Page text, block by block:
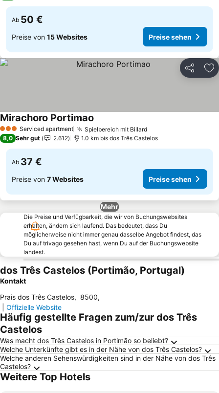
Ab 50 €
Preise von 15 Websites Preise sehen
Teilen
3 SterneServiced apartment Spielbereich mit BillardPreise sehen
Mirachoro Portimao
8,0 Sehr gut 2.612 1.0 km bis dos Três Castelos
Ab 37 €
Preise von 7 Websites Preise sehen
Mehr
Die Preise und Verfügbarkeit, die wir von Buchungswebsites
erhalten, ändern sich laufend. Das bedeutet, dass Du
möglicherweise nicht immer genau dasselbe Angebot findest, das
Du auf trivago gesehen hast, wenn Du auf der Buchungswebsite
landest.
dos Três Castelos (Portimão, Portugal)
Kontakt
Prais dos Três Castelos, 8500,
Offizielle Website
Häufig gestellte Fragen zum/zur dos Três
Castelos
Was macht dos Três Castelos in Portimão so beliebt?
Welche Unterkünfte gibt es in der Nähe von dos Três Castelos?
Welche anderen Sehenswürdigkeiten sind in der Nähe von dos Três
Castelos?
Weitere Top Hotels